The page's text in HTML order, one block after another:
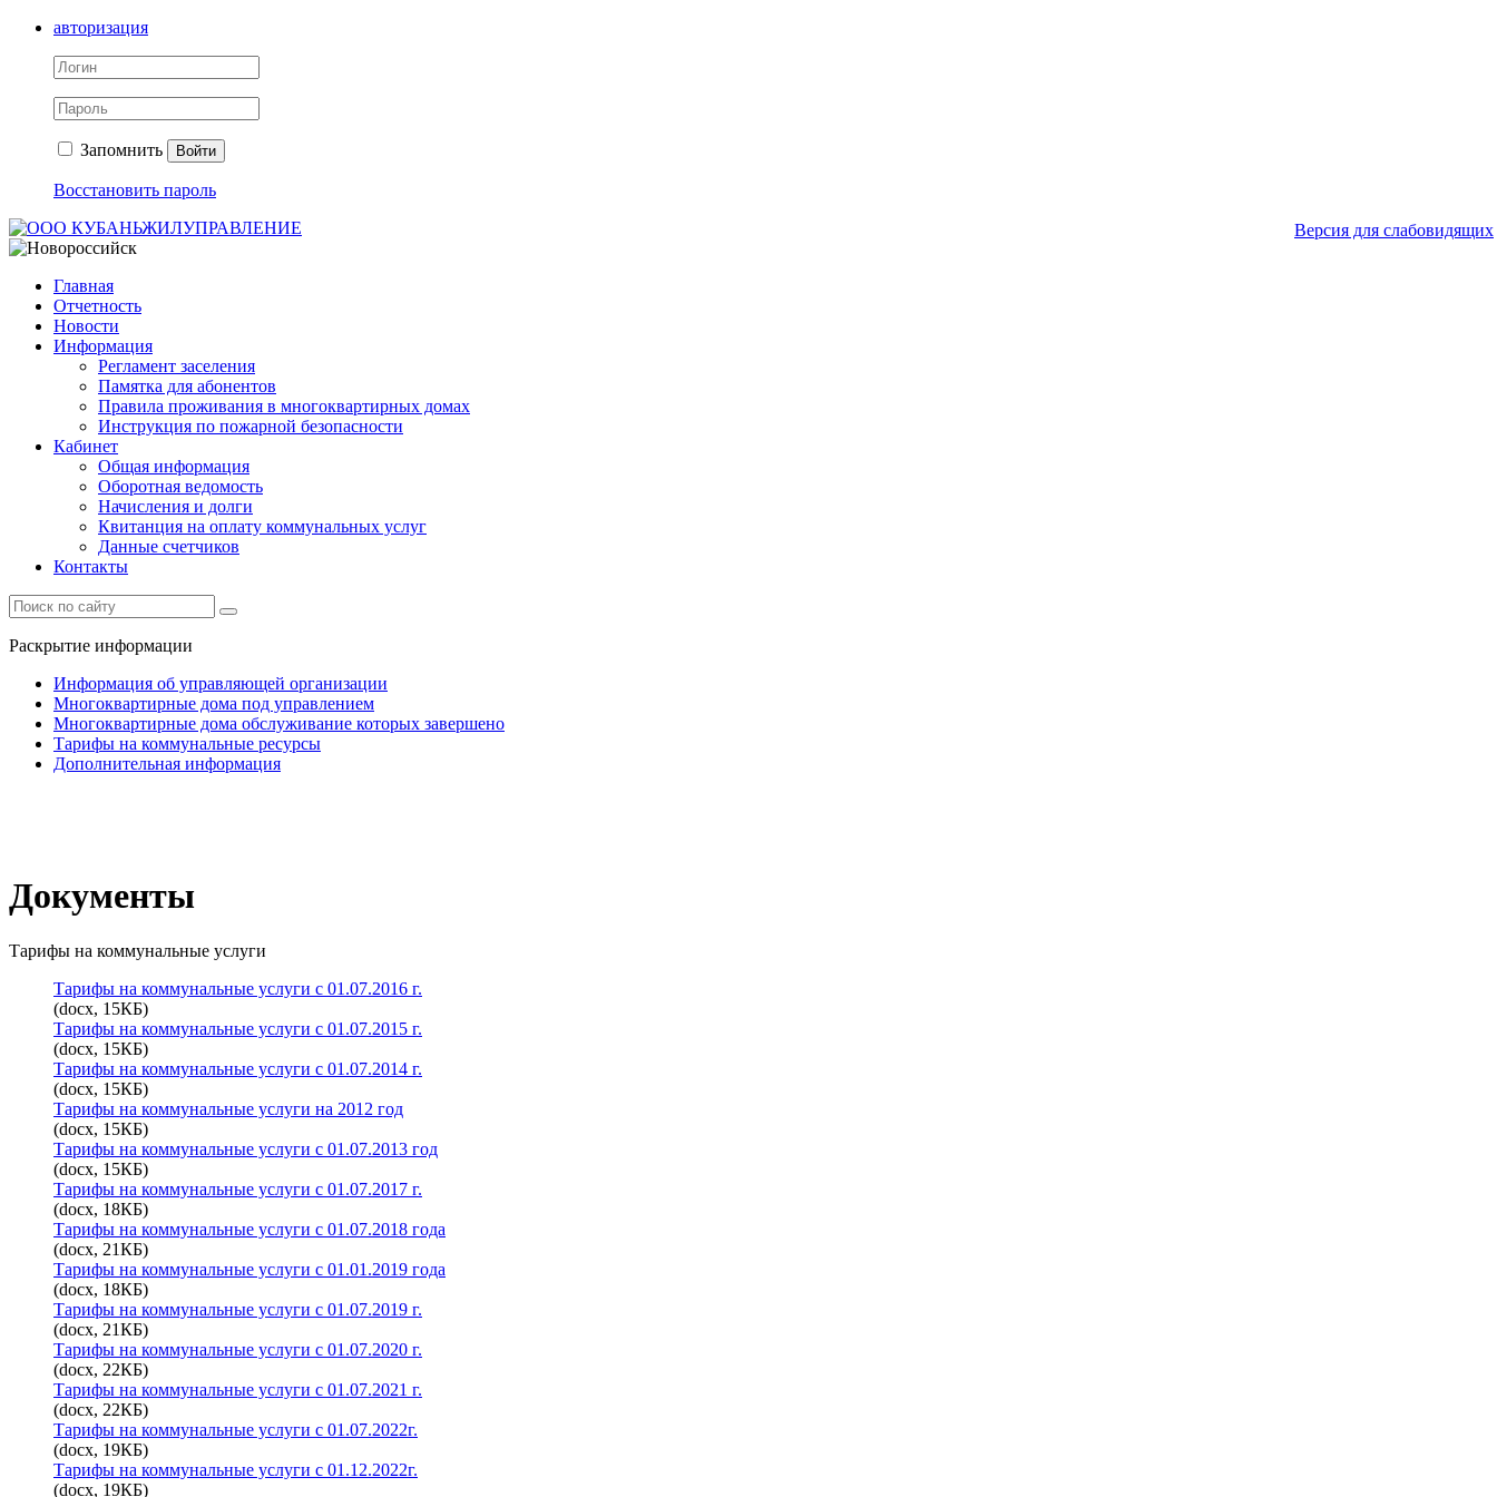
авторизация
Запомнить Войти
Восстановить пароль
Версия для слабовидящих
Главная
Отчетность
Новости
Информация
Регламент заселения
Памятка для абонентов
Правила проживания в многоквартирных домах
Инструкция по пожарной безопасности
Кабинет
Общая информация
Оборотная ведомость
Начисления и долги
Квитанция на оплату коммунальных услуг
Данные счетчиков
Контакты
Раскрытие информации
Информация об управляющей организации
Многоквартирные дома под управлением
Многоквартирные дома обслуживание которых завершено
Тарифы на коммунальные ресурсы
Дополнительная информация
Документы
Тарифы на коммунальные услуги
Тарифы на коммунальные услуги с 01.07.2016 г.
(docx, 15КБ)
Тарифы на коммунальные услуги с 01.07.2015 г.
(docx, 15КБ)
Тарифы на коммунальные услуги с 01.07.2014 г.
(docx, 15КБ)
Тарифы на коммунальные услуги на 2012 год
(docx, 15КБ)
Тарифы на коммунальные услуги с 01.07.2013 год
(docx, 15КБ)
Тарифы на коммунальные услуги с 01.07.2017 г.
(docx, 18КБ)
Тарифы на коммунальные услуги с 01.07.2018 года
(docx, 21КБ)
Тарифы на коммунальные услуги с 01.01.2019 года
(docx, 18КБ)
Тарифы на коммунальные услуги с 01.07.2019 г.
(docx, 21КБ)
Тарифы на коммунальные услуги с 01.07.2020 г.
(docx, 22КБ)
Тарифы на коммунальные услуги с 01.07.2021 г.
(docx, 22КБ)
Тарифы на коммунальные услуги с 01.07.2022г.
(docx, 19КБ)
Тарифы на коммунальные услуги с 01.12.2022г.
(docx, 19КБ)